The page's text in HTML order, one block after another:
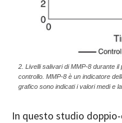
2. Livelli salivari di MMP-8 durante
controllo. MMP-8 è un indicatore
grafico sono indicati i valori medi e
In questo studio